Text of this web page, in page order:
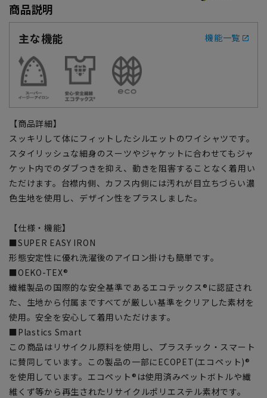
商品説明
主な機能
機能一覧
【商品詳細】
スッキリして体にフィットしたシルエットのワイシャツです。
スタイリッシュな細身のスーツやジャケットに合わせてもジャ
ケット内でのダブつきを抑え、動きを阻害することなく着用い
ただけます。台襟内側、カフス内側には汚れが目立ちづらい濃
色生地を使用し、デザイン性をプラスしました。
【仕様・機能】
■SUPER EASY IRON
形態安定性に優れ洗濯後のアイロン掛けも簡単です。
■OEKO-TEX®
繊維製品の国際的な安全基準であるエコテックス®に認証され
た、生地から付属まですべてが厳しい基準をクリアした素材を
使用。安全を安心して着用いただけます。
■Plastics Smart
この商品はリサイクル原料を使用し、プラスチック・スマート
に賛同しています。この製品の一部にECOPET(エコペット)®
を使用しています。エコペット®は使用済みペットボトルや繊
維くず等から再生されたリサイクルポリエステル素材です。